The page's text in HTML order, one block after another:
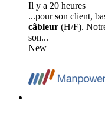
Il y a 20 heures
...pour son client,
câbleur (H/F).
son...
New